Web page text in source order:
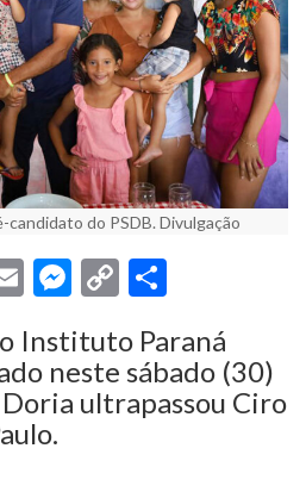
candidato do PSDB. Divulgação
EmailMessenger
Copy
Instituto Paraná
neste sábado (30)
ultrapassou Ciro